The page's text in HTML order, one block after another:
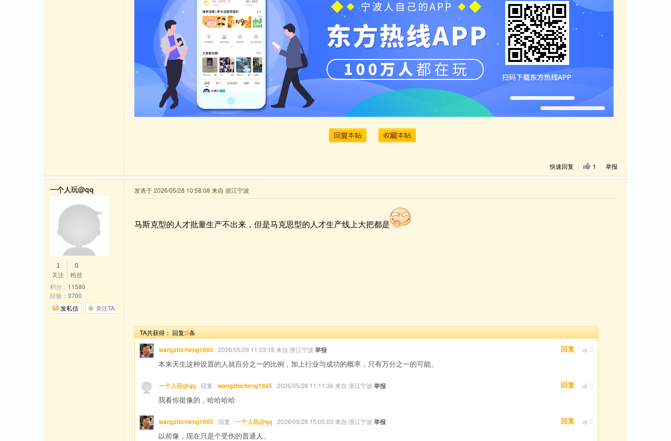
快速回复 | 1 | 举报
发表于 2026/05/28 10:58:08 来自 浙江宁波
马斯克型的人才批量生产不出来，但是马克思型的人才生产线上大把都是
TA共获得：回复:5条
wangzhicheng1985 2026/05/28 11:03:18 来自 浙江宁波 举报 0
回复
本来天生这种设置的人就百分之一的比例，加上行业与成功的概率，只有万分之一的可能。
一个人玩@qq 回复 wangzhicheng1985 2026/05/28 11:11:36 来自 浙江宁波 举报 0
回复
我看你挺像的，哈哈哈哈
wangzhicheng1985 回复 一个人玩@qq 2026/05/28 15:05:03 来自 浙江宁波 举报 0
回复
以前像，现在只是个受伤的普通人。
一个人玩@qq
1
关注
0
粉丝
积分： 11580
经验： 3700
发私信
关注TA